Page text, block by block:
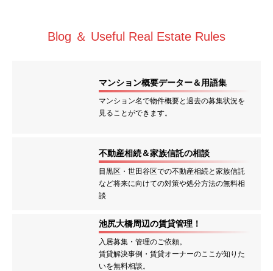
Blog ＆ Useful Real Estate Rules
マンション概要データー＆用語集
マンション名で物件概要と過去の募集状況を
見ることができます。
不動産相続＆家族信託の相談
目黒区・世田谷区での不動産相続と家族信託
など将来に向けての対策や処分方法の無料相
談
池尻大橋周辺の賃貸管理！
入居募集・管理のご依頼。
賃貸解決事例・賃貸オーナーのここが知りた
いを無料相談。